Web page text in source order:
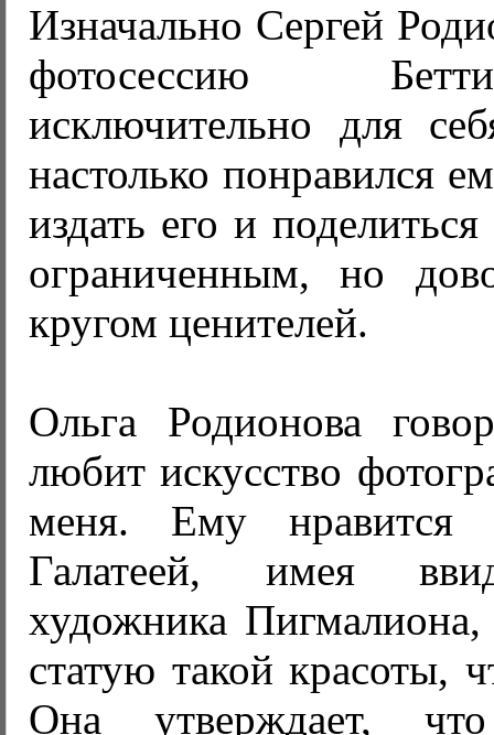
Изначально Сергей
фотосессию
исключительно для
настолько понравился
издать его и
ограниченным, но
кругом ценителей.
Ольга Родионова
любит искусство
меня. Ему нравится
Галатеей, имея
художника Пигмалиона,
статую такой красоты,
Она утверждает,